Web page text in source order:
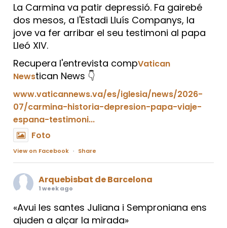
La Carmina va patir depressió. Fa gairebé
dos mesos, a l'Estadi Lluís Companys, la
jove va fer arribar el seu testimoni al papa
Lleó XIV.
Recupera l'entrevista compVatican
Newstican News 👇
www.vaticannews.va/es/iglesia/news/2026-
07/carmina-historia-depresion-papa-viaje-
espana-testimoni...
Foto
View on Facebook · Share
Arquebisbat de Barcelona
1 week ago
«Avui les santes Juliana i Semproniana ens
ajuden a alçar la mirada»